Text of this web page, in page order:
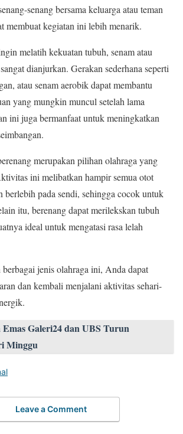
senang bersama keluarga atau teman
membuat kegiatan ini lebih menarik.
melatih kekuatan tubuh, senam atau
dianjurkan. Gerakan sederhana seperti
atau senam aerobik dapat membantu
yang mungkin muncul setelah lama
ini juga bermanfaat untuk meningkatkan
merupakan pilihan olahraga yang
ini melibatkan hampir semua otot
berlebih pada sendi, sehingga cocok untuk
itu, berenang dapat merilekskan tubuh
ideal untuk mengatasi rasa lelah
jenis olahraga ini, Anda dapat
dan kembali menjalani aktivitas sehari-
Galeri24 dan UBS Turun
Minggu
Leave a Comment